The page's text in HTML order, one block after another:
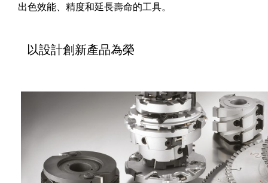
出色效能、精度和延長壽命的工具。
以設計創新產品為榮